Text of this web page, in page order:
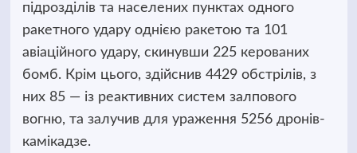
підрозділів та населених пунктах одного
ракетного удару однією ракетою та 101
авіаційного удару, скинувши 225 керованих
бомб. Крім цього, здійснив 4429 обстрілів, з
них 85 — із реактивних систем залпового
вогню, та залучив для ураження 5256 дронів-
камікадзе.